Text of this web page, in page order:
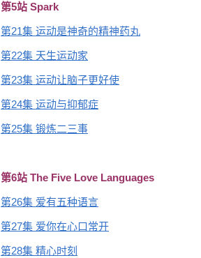
第5站 Spark
第21集 运动是神奇的精神药丸
第22集 天生运动家
第23集 运动让脑子更好使
第24集 运动与抑郁症
第25集 锻炼二三事
第6站 The Five Love Languages
第26集 爱有五种语言
第27集 爱你在心口常开
第28集 精心时刻